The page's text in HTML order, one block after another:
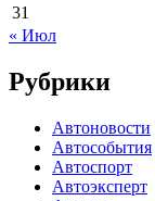
31
« Июл
Рубрики
Автоновости
Автособытия
Автоспорт
Автоэксперт